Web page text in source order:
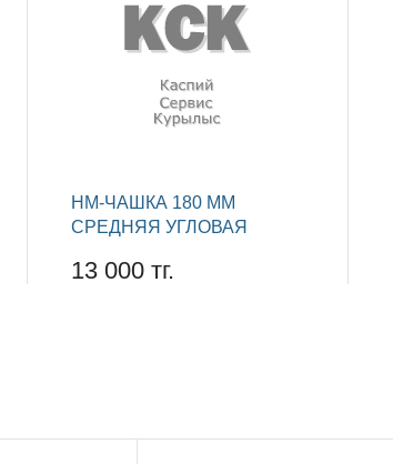
НМ-ЧАШКА 180 ММ
СРЕДНЯЯ УГЛОВАЯ
13 000 тг.